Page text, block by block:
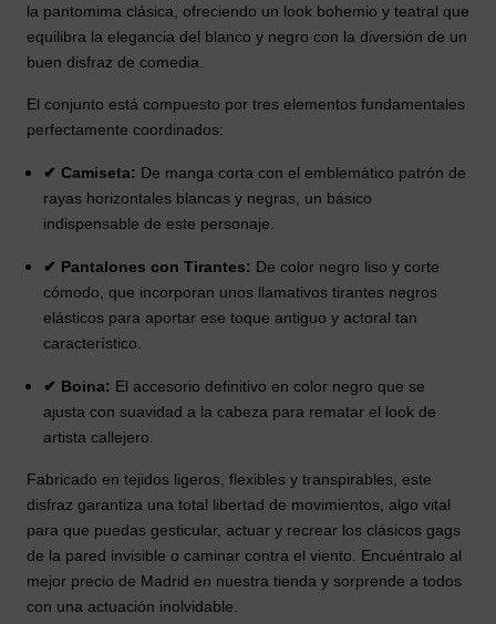
la pantomima clásica, ofreciendo un look bohemio y teatral que
equilibra la elegancia del blanco y negro con la diversión de un
buen disfraz de comedia.
El conjunto está compuesto por tres elementos fundamentales
perfectamente coordinados:
✔ Camiseta: De manga corta con el emblemático patrón de
rayas horizontales blancas y negras, un básico
indispensable de este personaje.
✔ Pantalones con Tirantes: De color negro liso y corte
cómodo, que incorporan unos llamativos tirantes negros
elásticos para aportar ese toque antiguo y actoral tan
característico.
✔ Boina: El accesorio definitivo en color negro que se
ajusta con suavidad a la cabeza para rematar el look de
artista callejero.
Fabricado en tejidos ligeros, flexibles y transpirables, este
disfraz garantiza una total libertad de movimientos, algo vital
para que puedas gesticular, actuar y recrear los clásicos gags
de la pared invisible o caminar contra el viento. Encuéntralo al
mejor precio de Madrid en nuestra tienda y sorprende a todos
con una actuación inolvidable.